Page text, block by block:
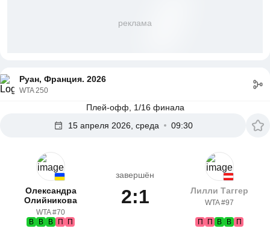
реклама
Руан, Франция. 2026
WTA 250
Плей-офф, 1/16 финала
15 апреля 2026, среда
09:30
Олександра
Олийникова
WTA #70
В
В В П П
завершён
2:1 Лилли Таггер
WTA #97
П П В В П